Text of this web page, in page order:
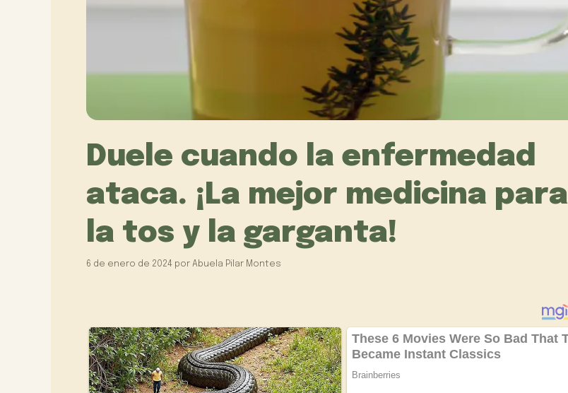
Duele cuando la enfermedad
ataca. ¡La mejor medicina para
la tos y la garganta!
6 de enero de 2024 por Abuela Pilar Montes